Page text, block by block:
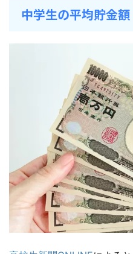
中学生の平均貯金額